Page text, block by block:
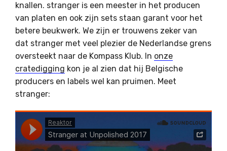
knallen. stranger is een meester in het producen
van platen en ook zijn sets staan garant voor het
betere beukwerk. We zijn er trouwens zeker van
dat stranger met veel plezier de Nederlandse grens
oversteekt naar de Kompass Klub. In onze
cratedigging kon je al zien dat hij Belgische
producers en labels wel kan pruimen. Meet
stranger: